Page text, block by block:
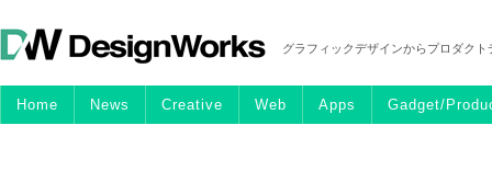
グラフィックデザインからプロダク
Home News Creative Web Apps Gadget/